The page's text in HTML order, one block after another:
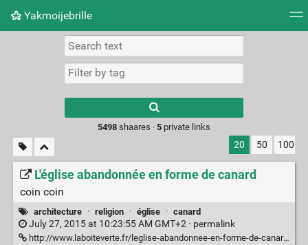
Yakmoijebrille
Picture wall
results.
5498shaares · 5private links
20 50 100
L'église abandonnée en forme de canard
coin coin
architecture · religion · église · canard
July 27, 2015 at 10:23:55 AM GMT+2 · permalink
http://www.laboiteverte.fr/leglise-abandonnee-en-forme-de-canard/